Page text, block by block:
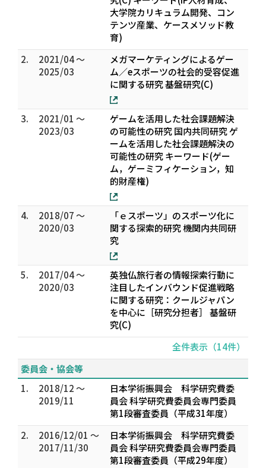
大学院カリキュラム開発、コン
テンツ産業、ケースメソッド教
育)
2.
2021/04 ～
2025/03
メガマーケティングによるゲー
ム／eスポーツの社会的受容促進
に関する研究 基盤研究(C)
3.
2021/01 ～
2023/03
ゲームを活用した社会課題解決
の可能性の研究 国内共同研究 ゲ
ームを活用した社会課題解決の
可能性の研究 キーワード(ゲー
ム，ゲーミフィケーション，知
的財産権)
4.
2018/07 ～
2020/03
「ｅスポーツ」のスポーツ化に
関する探索的研究 機関内共同研
究
5.
2017/04 ～
2020/03
英独仏旅行者の情報探索行動に
注目したインバウンド促進戦略
に関する研究：クールジャパン
を中心に［研究分担者］ 基盤研
究(C)
全件表示（14件）
委員会・協会等
1.
2018/12 ～
2019/11
日本学術振興会 科学研究費委
員会 科学研究費委員会専門委員
第1段審査委員（平成31年度）
2.
2016/12/01 ～
2017/11/30
日本学術振興会 科学研究費委
員会 科学研究費委員会専門委員
第1段審査委員（平成29年度）